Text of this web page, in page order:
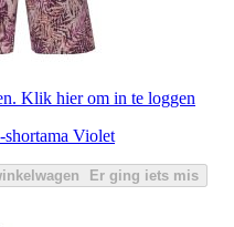
Klik hier om in te loggen
Violet
Er ging iets mis